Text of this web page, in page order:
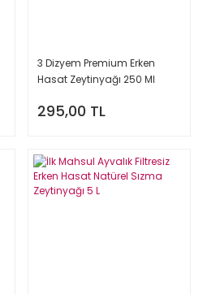
3 Dizyem Premium Erken
Hasat Zeytinyağı 250 Ml
295,00 TL